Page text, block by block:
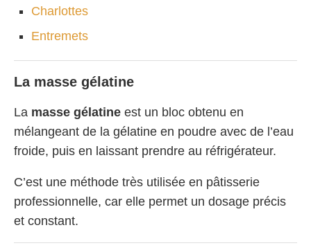
Charlottes
Entremets
La masse gélatine
La masse gélatine est un bloc obtenu en
mélangeant de la gélatine en poudre avec de l’eau
froide, puis en laissant prendre au réfrigérateur.
C’est une méthode très utilisée en pâtisserie
professionnelle, car elle permet un dosage précis
et constant.